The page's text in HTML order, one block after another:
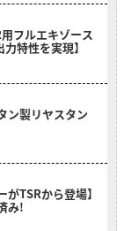
フルエキゾース
特性を実現】
ン製リヤスタン
TSRから登場】
み!